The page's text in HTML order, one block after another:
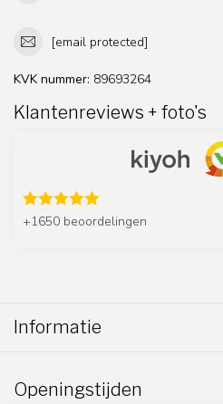
[email protected]
KVK nummer: 89693264
Klantenreviews + foto's
+1650 beoordelingen
Informatie
Openingstijden